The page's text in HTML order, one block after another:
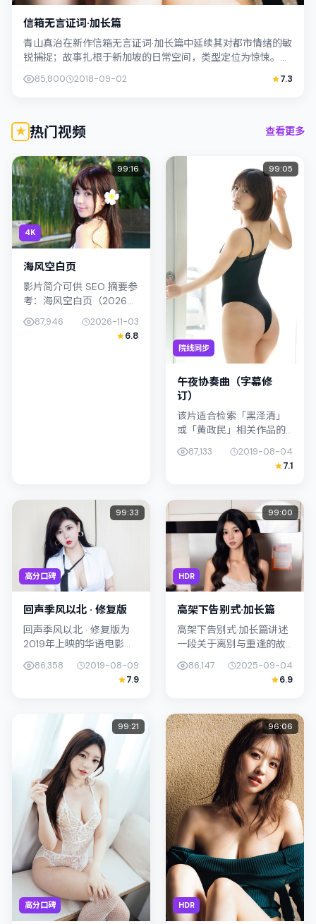
信箱无言证词·加长篇
青山真治在新作信箱无言证词·加长篇中延续其对都市情绪的敏
锐捕捉；故事扎根于新加坡的日常空间，类型定位为惊悚。主
85,800 2018-09-02 7.3
热门视频 查看更多
4K
99:16
海风空白页
影片简介可供 SEO 摘要参
考：海风空白页（2026）
由庵野秀明执导，主演许
光汉；影片定位战争，叙
事锚定中国香港的社会议
87,946
2026-11-03
6.8
院线同步
99:05
午夜协奏曲（字幕修
订）
该片适合检索「黑泽清」
或「黄政民」相关作品的
修订）在2019年发行，类
型上归入科幻，叙事焦点
带；配角...
87,133
2019-08-04
7.1
高分口碑
99:33
回声季风以北 · 修复版
回声季风以北 · 修复版为
2019年上映的华语电影喜
影片以真实细腻的笔触描
写普通人处境，孔刘与易
86,358
2019-08-09
7.9
HDR
99:00
高架下告别式·加长篇
高架下告别式·加长篇讲述
一段关于离别与重逢的故
开。影片由朴赞郁掌舵，
妻夫木聪、苍井优联合出
的城市纹理紧...
86,147
2025-09-04
6.9
高分口碑
99:21
HDR
96:06